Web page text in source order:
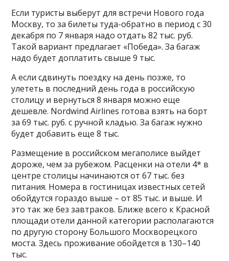
Если туристы выберут для встречи Нового года
Москву, то за билеты туда-обратно в период с 30
декабря по 7 января надо отдать 82 тыс. руб.
Такой вариант предлагает «Победа». За багаж
надо будет доплатить свыше 9 тыс.
А если сдвинуть поездку на день позже, то
улететь в последний день года в российскую
столицу и вернуться 8 января можно еще
дешевле. Nordwind Airlines готова взять на борт
за 69 тыс. руб. с ручной кладью. За багаж нужно
будет добавить еще 8 тыс.
Размещение в российском мегаполисе выйдет
дороже, чем за рубежом. Расценки на отели 4* в
центре столицы начинаются от 67 тыс. без
питания. Номера в гостиницах известных сетей
обойдутся гораздо выше – от 85 тыс. и выше. И
это так же без завтраков. Ближе всего к Красной
площади отели данной категории располагаются
по другую сторону Большого Москворецкого
моста. Здесь проживание обойдется в 130–140
тыс.